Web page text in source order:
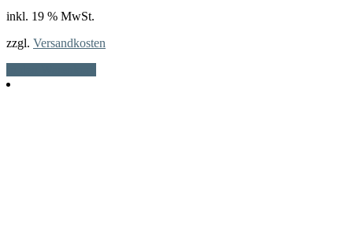
inkl. 19 % MwSt.
zzgl. Versandkosten